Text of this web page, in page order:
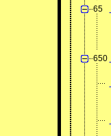
65
650